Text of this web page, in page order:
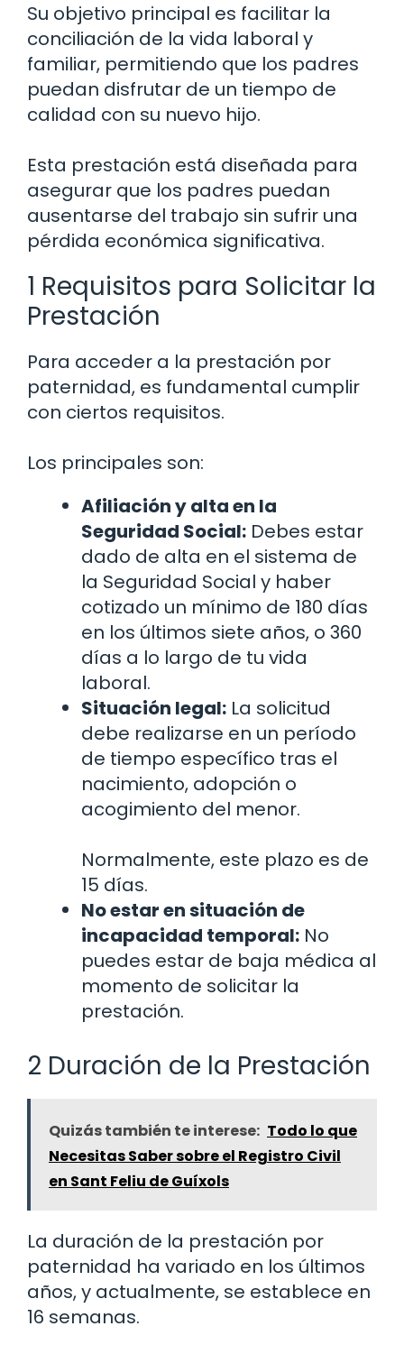
Su objetivo principal es facilitar la
conciliación de la vida laboral y
familiar, permitiendo que los padres
puedan disfrutar de un tiempo de
calidad con su nuevo hijo.
Esta prestación está diseñada para
asegurar que los padres puedan
ausentarse del trabajo sin sufrir una
pérdida económica significativa.
1 Requisitos para Solicitar la
Prestación
Para acceder a la prestación por
paternidad, es fundamental cumplir
con ciertos requisitos.
Los principales son:
Afiliación y alta en la
Seguridad Social: Debes estar
dado de alta en el sistema de
la Seguridad Social y haber
cotizado un mínimo de 180 días
en los últimos siete años, o 360
días a lo largo de tu vida
laboral.
Situación legal: La solicitud
debe realizarse en un período
de tiempo específico tras el
nacimiento, adopción o
acogimiento del menor.
Normalmente, este plazo es de
15 días.
No estar en situación de
incapacidad temporal: No
puedes estar de baja médica al
momento de solicitar la
prestación.
2 Duración de la Prestación
Quizás también te interese: Todo lo que
Necesitas Saber sobre el Registro Civil
en Sant Feliu de Guíxols
La duración de la prestación por
paternidad ha variado en los últimos
años, y actualmente, se establece en
16 semanas.